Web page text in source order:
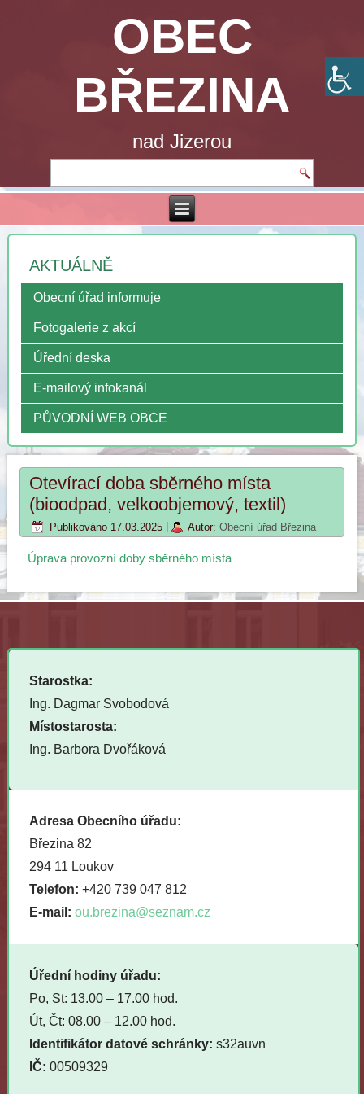
OBEC
BŘEZINA
nad Jizerou
AKTUÁLNĚ
Obecní úřad informuje
Fotogalerie z akcí
Úřední deska
E-mailový infokanál
PŮVODNÍ WEB OBCE
Otevírací doba sběrného místa
(bioodpad, velkoobjemový, textil)
Publikováno 17.03.2025 Autor: Obecní úřad Březina
Úprava provozní doby sběrného místa
Starostka:
Ing. Dagmar Svobodová
Místostarosta:
Ing. Barbora Dvořáková
Adresa Obecního úřadu:
Březina 82
294 11 Loukov
Telefon: +420 739 047 812
E-mail: ou.brezina@seznam.cz
Úřední hodiny úřadu:
Po, St: 13.00 – 17.00 hod.
Út, Čt: 08.00 – 12.00 hod.
Identifikátor datové schránky: s32auvn
IČ: 00509329